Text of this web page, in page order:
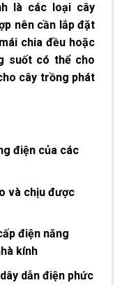
là các loại cây
nên cần lắp đặt
chia đều hoặc
suốt có thể cho
cây trồng phát
điện của các
và chịu được
điện năng
kính
dẫn điện phức